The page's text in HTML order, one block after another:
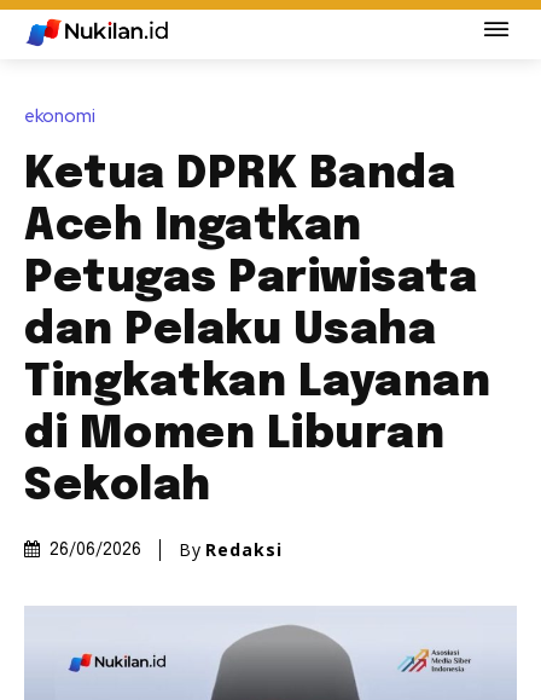
ekonomi
Ketua DPRK Banda
Aceh Ingatkan
Petugas Pariwisata
dan Pelaku Usaha
Tingkatkan Layanan
di Momen Liburan
Sekolah
26/06/2026 By Redaksi